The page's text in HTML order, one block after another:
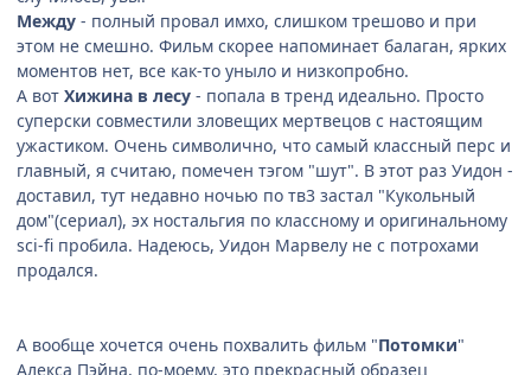
Между - полный провал имхо, слишком трешово и при
этом не смешно. Фильм скорее напоминает балаган, ярких
моментов нет, все как-то уныло и низкопробно.
А вот Хижина в лесу - попала в тренд идеально. Просто
суперски совместили зловещих мертвецов с настоящим
ужастиком. Очень символично, что самый классный перс и
главный, я считаю, помечен тэгом "шут". В этот раз Уидон -
доставил, тут недавно ночью по тв3 застал "Кукольный
дом"(сериал), эх ностальгия по классному и оригинальному
sci-fi пробила. Надеюсь, Уидон Марвелу не с потрохами
продался.
А вообще хочется очень похвалить фильм "Потомки"
Алекса Пэйна, по-моему, это прекрасный образец